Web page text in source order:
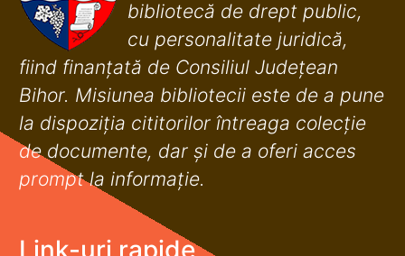
bibliotecă de drept public,
cu personalitate juridică,
fiind finanţată de Consiliul Judeţean
Bihor. Misiunea bibliotecii este de a pune
la dispoziţia cititorilor întreaga colecţie
de documente, dar şi de a oferi acces
prompt la informaţie.
Link-uri rapide